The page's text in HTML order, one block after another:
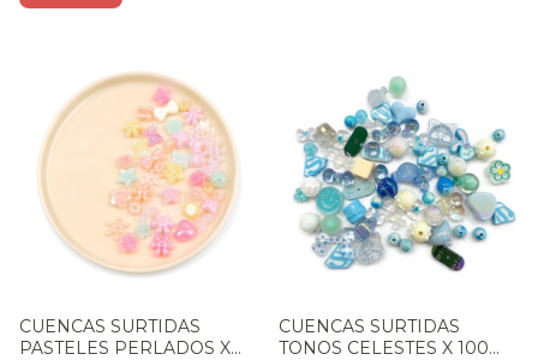
CUENCAS SURTIDAS
PASTELES PERLADOS X
CUENCAS SURTIDAS
TONOS CELESTES X 100